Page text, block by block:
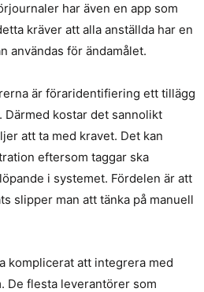
har även en app som
kräver att alla anställda har en
användas för ändamålet.
är föraridentifiering ett tillägg
Därmed kostar det sannolikt
att ta med kravet. Det kan
eftersom taggar ska
i systemet. Fördelen är att
slipper man att tänka på manuell
komplicerat att integrera med
De flesta leverantörer som